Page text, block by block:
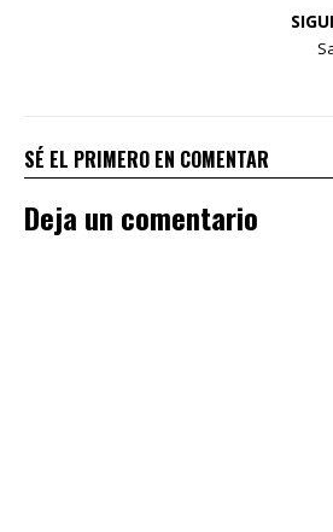
SÉ EL PRIMERO EN COMENTAR
Deja un comentario